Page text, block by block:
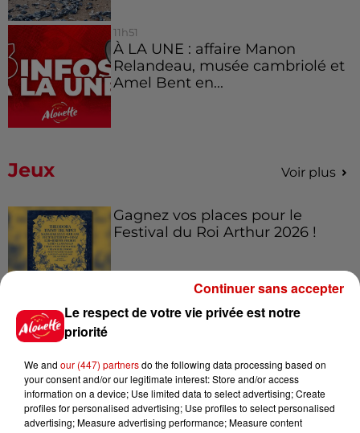
11h51
À LA UNE : affaire Manon
Relandeau, musée cambriolé et
Amel Bent en...
Jeux Voir plus
Gagnez vos places pour le
Festival du Roi Arthur 2026 !
Gagnez vos entrées pour le
Alouette vous invite à
Le respect de votre vie privée est notre
priorité
We and our (447) partnersdo the following data processing based on
your consent and/or our legitimate interest: Store and/or access
information on a device; Use limited data to select advertising; Create
profiles for personalised advertising; Use profiles to select personalised
advertising; Measure advertising performance; Measure content
Continuer sans accepter